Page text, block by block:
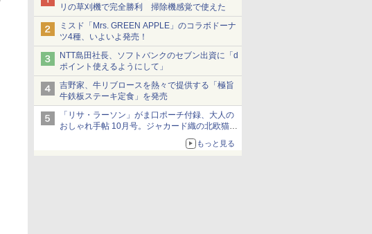
リの草刈機で完全勝利 掃除機感覚で使えた
ミスド「Mrs. GREEN APPLE」のコラボドーナ
ツ4種、いよいよ発売！
NTT島田社長、ソフトバンクのセブン出資に「d
ポイント使えるようにして」
吉野家、牛リブロースを熱々で提供する「極旨
牛鉄板ステーキ定食」を発売
「リサ・ラーソン」がま口ポーチ付録、大人の
おしゃれ手帖 10月号。ジャカード織の北欧猫デ
もっと見る